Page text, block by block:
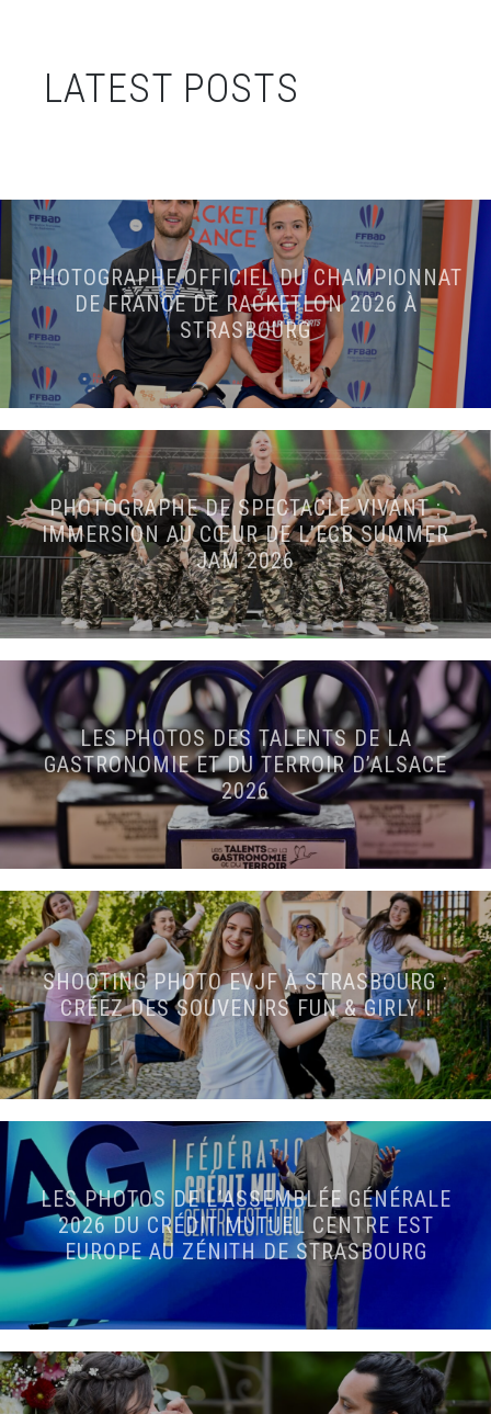
LATEST POSTS
PHOTOGRAPHE OFFICIEL DU CHAMPIONNAT
DE FRANCE DE RACKETLON 2026 À
STRASBOURG
PHOTOGRAPHE DE SPECTACLE VIVANT :
IMMERSION AU CŒUR DE L’ECB SUMMER
JAM 2026
LES PHOTOS DES TALENTS DE LA
GASTRONOMIE ET DU TERROIR D’ALSACE
2026
SHOOTING PHOTO EVJF À STRASBOURG :
CRÉEZ DES SOUVENIRS FUN & GIRLY !
LES PHOTOS DE L’ASSEMBLÉE GÉNÉRALE
2026 DU CRÉDIT MUTUEL CENTRE EST
EUROPE AU ZÉNITH DE STRASBOURG